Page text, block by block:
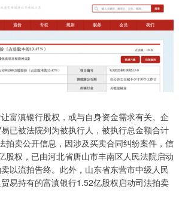
滇银行股权，或与自身资金需求有关。企
已被法院列为被执行人，被执行总金额合计
拍卖公开信息，因涉及买卖合同纠纷案件，信
股权，已由河北省唐山市丰南区人民法院启动
以流拍告终。此外，山东省东营市中级人民
易持有的富滇银行1.52亿股权启动司法拍卖